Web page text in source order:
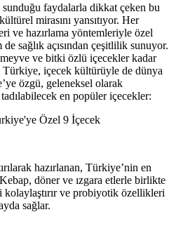
faydalarla dikkat çeken bu
mirasını yansıtıyor. Her
ve hazırlama yöntemleriyle özel
sağlık açısından çeşitlilik sunuyor.
ve bitki özlü içecekler kadar
Türkiye, içecek kültürüyle de dünya
özgü, geleneksel olarak
en popüler içecekler:
hazırlanan, Türkiye’nin en
döner ve ızgara etlerle birlikte
kolaylaştırır ve probiyotik özellikleri
sağlar.